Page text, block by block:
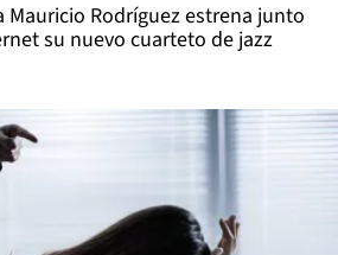
Mauricio Rodríguez estrena junto
su nuevo cuarteto de jazz